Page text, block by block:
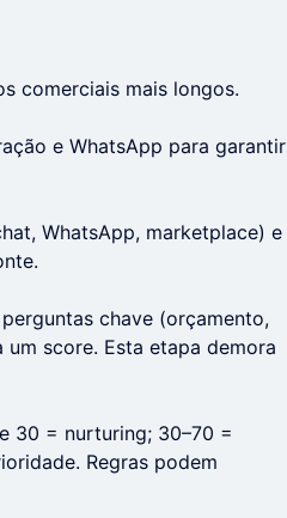
comerciais mais longos.
e WhatsApp para garantir
WhatsApp, marketplace) e
chave (orçamento,
score. Esta etapa demora
30 = nurturing; 30–70 =
Regras podem